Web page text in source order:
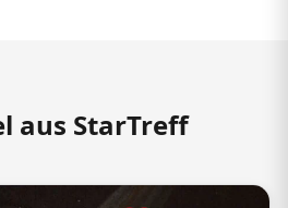
aus StarTreff